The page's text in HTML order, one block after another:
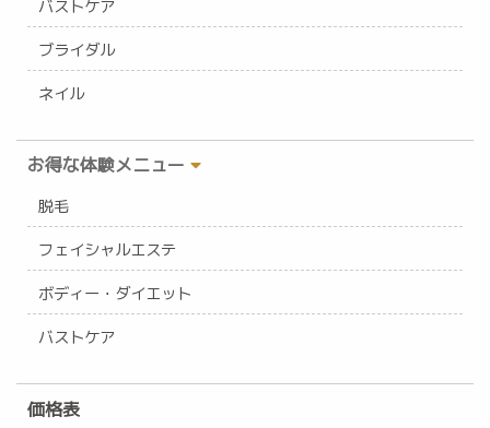
バストケア
ブライダル
ネイル
お得な体験メニュー
脱毛
フェイシャルエステ
ボディー・ダイエット
バストケア
価格表